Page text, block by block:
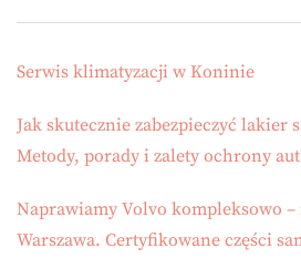
Serwis klimatyzacji w Koninie
Jak skutecznie zabezpieczyć lakier
Metody, porady i zalety ochrony
Naprawiamy Volvo kompleksowo –
Warszawa. Certyfikowane części